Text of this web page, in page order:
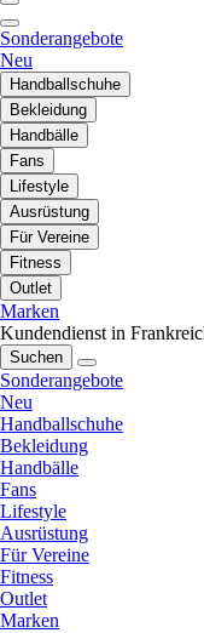
Sonderangebote
Neu
Handballschuhe
Bekleidung
Handbälle
Fans
Lifestyle
Ausrüstung
Für Vereine
Fitness
Outlet
Marken
Kundendienst in
Suchen
Sonderangebote
Neu
Handballschuhe
Bekleidung
Handbälle
Fans
Lifestyle
Ausrüstung
Für Vereine
Fitness
Outlet
Marken